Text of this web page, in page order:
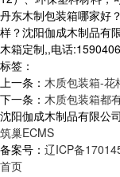
丹东木制包装箱哪家好
样？沈阳伽成木制品有
木箱定制,,电话
标签：
上一条： 木质包装箱-花
下一条： 木质包装箱都
沈阳伽成木制品有限公
筑巢ECMS
备案号： 辽ICP备
首页